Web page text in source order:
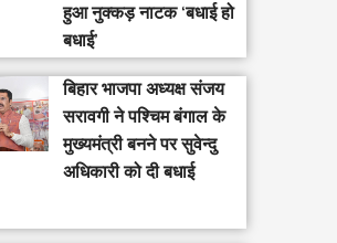
हुआ नुक्कड़ नाटक ‘बधाई हो
बधाई’
‎बिहार भाजपा अध्यक्ष संजय
सरावगी ने पश्चिम बंगाल के
मुख्यमंत्री बनने पर सुवेन्दु
अधिकारी को दी बधाई